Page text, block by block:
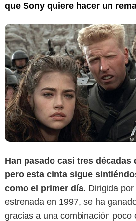
que Sony quiere hacer un
Han pasado casi tres décadas
pero esta cinta sigue
como el primer día. Dirigida
estrenada en 1997, se ha
gracias a una combinación poco
Funk's House of